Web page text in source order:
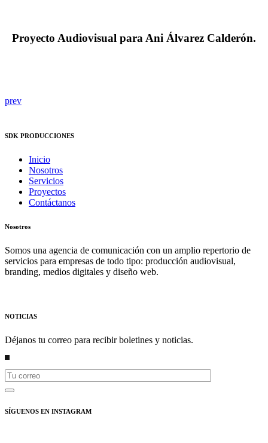
Proyecto Audiovisual para Ani Álvarez Calderón.
prev
SDK PRODUCCIONES
Inicio
Nosotros
Servicios
Proyectos
Contáctanos
Nosotros
Somos una agencia de comunicación con un amplio repertorio de
servicios para empresas de todo tipo: producción audiovisual,
branding, medios digitales y diseño web.
NOTICIAS
Déjanos tu correo para recibir boletines y noticias.
SÍGUENOS EN INSTAGRAM